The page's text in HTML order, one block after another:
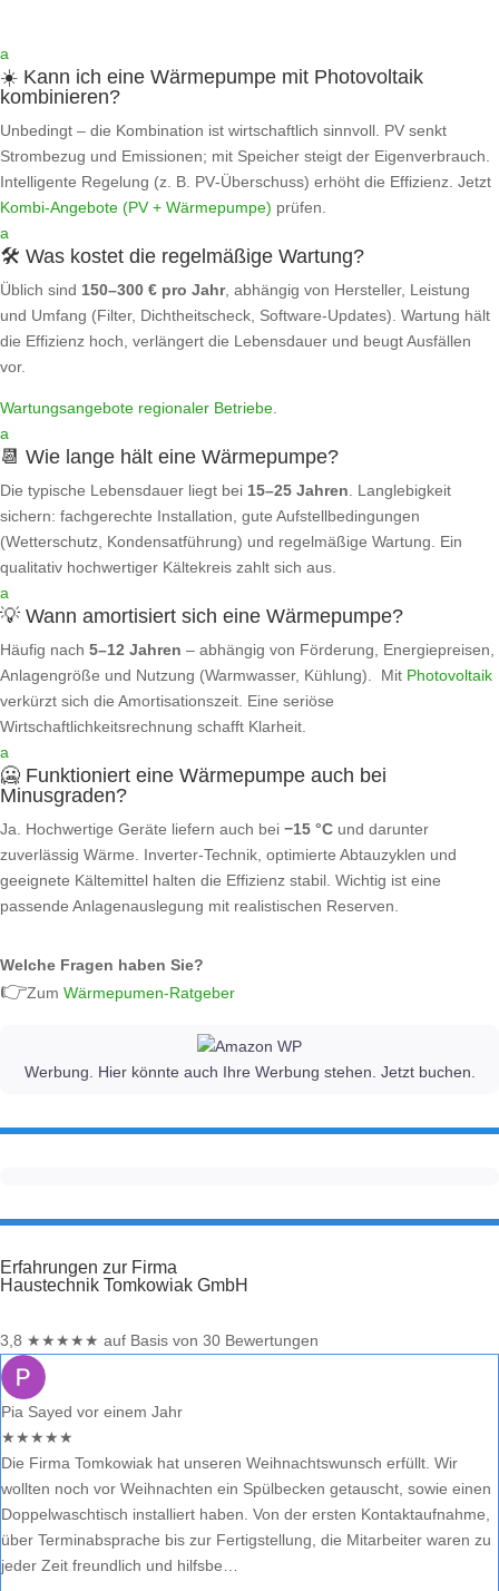
a
☀️ Kann ich eine Wärmepumpe mit Photovoltaik
kombinieren?
Unbedingt – die Kombination ist wirtschaftlich sinnvoll. PV senkt
Strombezug und Emissionen; mit Speicher steigt der Eigenverbrauch.
Intelligente Regelung (z. B. PV‑Überschuss) erhöht die Effizienz. Jetzt
Kombi‑Angebote (PV + Wärmepumpe) prüfen.
a
🛠️ Was kostet die regelmäßige Wartung?
Üblich sind 150–300 € pro Jahr, abhängig von Hersteller, Leistung
und Umfang (Filter, Dichtheitscheck, Software‑Updates). Wartung hält
die Effizienz hoch, verlängert die Lebensdauer und beugt Ausfällen
vor.
Wartungsangebote regionaler Betriebe.
a
📆 Wie lange hält eine Wärmepumpe?
Die typische Lebensdauer liegt bei 15–25 Jahren. Langlebigkeit
sichern: fachgerechte Installation, gute Aufstellbedingungen
(Wetterschutz, Kondensatführung) und regelmäßige Wartung. Ein
qualitativ hochwertiger Kältekreis zahlt sich aus.
a
💡 Wann amortisiert sich eine Wärmepumpe?
Häufig nach 5–12 Jahren – abhängig von Förderung, Energiepreisen,
Anlagengröße und Nutzung (Warmwasser, Kühlung). Mit Photovoltaik
verkürzt sich die Amortisationszeit. Eine seriöse
Wirtschaftlichkeitsrechnung schafft Klarheit.
a
🥶 Funktioniert eine Wärmepumpe auch bei
Minusgraden?
Ja. Hochwertige Geräte liefern auch bei −15 °C und darunter
zuverlässig Wärme. Inverter‑Technik, optimierte Abtauzyklen und
geeignete Kältemittel halten die Effizienz stabil. Wichtig ist eine
passende Anlagenauslegung mit realistischen Reserven.
Welche Fragen haben Sie?
👉Zum Wärmepumen-Ratgeber
Werbung. Hier könnte auch Ihre Werbung stehen. Jetzt buchen.
Erfahrungen zur Firma
Haustechnik Tomkowiak GmbH
3,8 ★★★★★ auf Basis von 30 Bewertungen
Pia Sayed vor einem Jahr
★★★★★
Die Firma Tomkowiak hat unseren Weihnachtswunsch erfüllt. Wir
wollten noch vor Weihnachten ein Spülbecken getauscht, sowie einen
Doppelwaschtisch installiert haben. Von der ersten Kontaktaufnahme,
über Terminabsprache bis zur Fertigstellung, die Mitarbeiter waren zu
jeder Zeit freundlich und hilfsbe…